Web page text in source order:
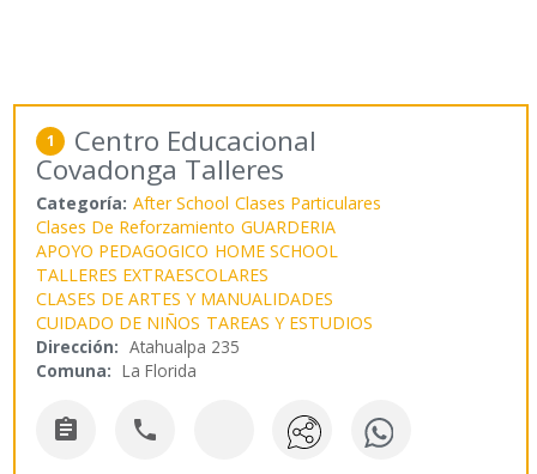
1 Centro Educacional
Covadonga Talleres
Categoría: After School Clases Particulares
Clases De Reforzamiento GUARDERIA
APOYO PEDAGOGICO HOME SCHOOL
TALLERES EXTRAESCOLARES
CLASES DE ARTES Y MANUALIDADES
CUIDADO DE NIÑOS TAREAS Y ESTUDIOS
Dirección: Atahualpa 235
Comuna: La Florida
 